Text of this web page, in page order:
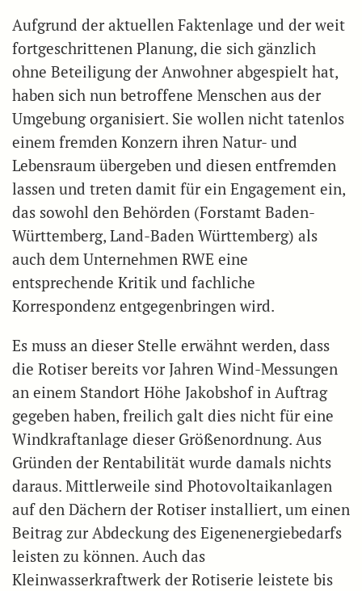
Aufgrund der aktuellen Faktenlage und der weit
fortgeschrittenen Planung, die sich gänzlich
ohne Beteiligung der Anwohner abgespielt hat,
haben sich nun betroffene Menschen aus der
Umgebung organisiert. Sie wollen nicht tatenlos
einem fremden Konzern ihren Natur- und
Lebensraum übergeben und diesen entfremden
lassen und treten damit für ein Engagement ein,
das sowohl den Behörden (Forstamt Baden-
Württemberg, Land-Baden Württemberg) als
auch dem Unternehmen RWE eine
entsprechende Kritik und fachliche
Korrespondenz entgegenbringen wird.
Es muss an dieser Stelle erwähnt werden, dass
die Rotiser bereits vor Jahren Wind-Messungen
an einem Standort Höhe Jakobshof in Auftrag
gegeben haben, freilich galt dies nicht für eine
Windkraftanlage dieser Größenordnung. Aus
Gründen der Rentabilität wurde damals nichts
daraus. Mittlerweile sind Photovoltaikanlagen
auf den Dächern der Rotiser installiert, um einen
Beitrag zur Abdeckung des Eigenenergiebedarfs
leisten zu können. Auch das
Kleinwasserkraftwerk der Rotiserie leistete bis